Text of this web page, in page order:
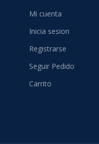
Mi cuenta
Inicia sesion
Registrarse
Seguir Pedido
Carrito